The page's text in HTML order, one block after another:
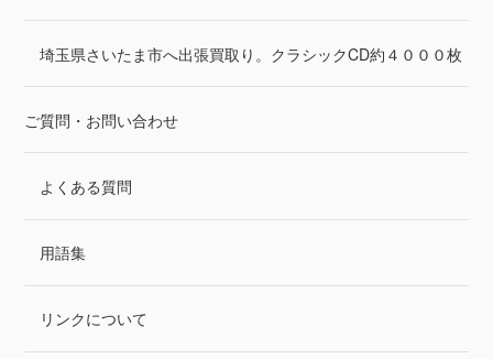
埼玉県さいたま市へ出張買取り。クラシックCD約４０００枚
ご質問・お問い合わせ
よくある質問
用語集
リンクについて